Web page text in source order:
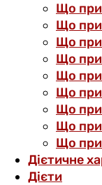
Що
Що
Що
Що
Що
Що
Що
Що
Що
Дієтичне
Дієти